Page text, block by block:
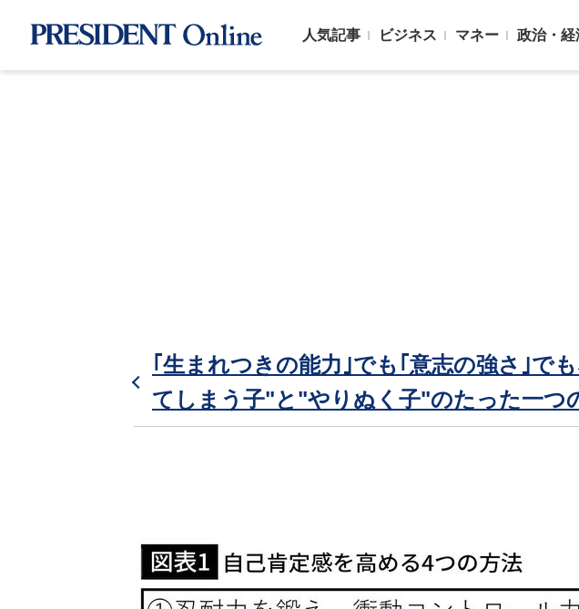
人気記事 ビジネス マネー 政治・経
｢生まれつきの能力｣でも｢意志の強さ｣で
てしまう子"と"やりぬく子"のたった一つ